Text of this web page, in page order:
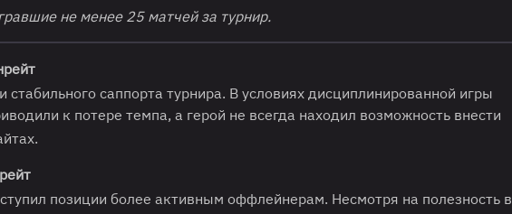
не менее 25 матчей за турнир.
стабильного саппорта турнира. В условиях дисциплинированной игры
к потере темпа, а герой не всегда находил возможность внести
позиции более активным оффлейнерам. Несмотря на полезность в